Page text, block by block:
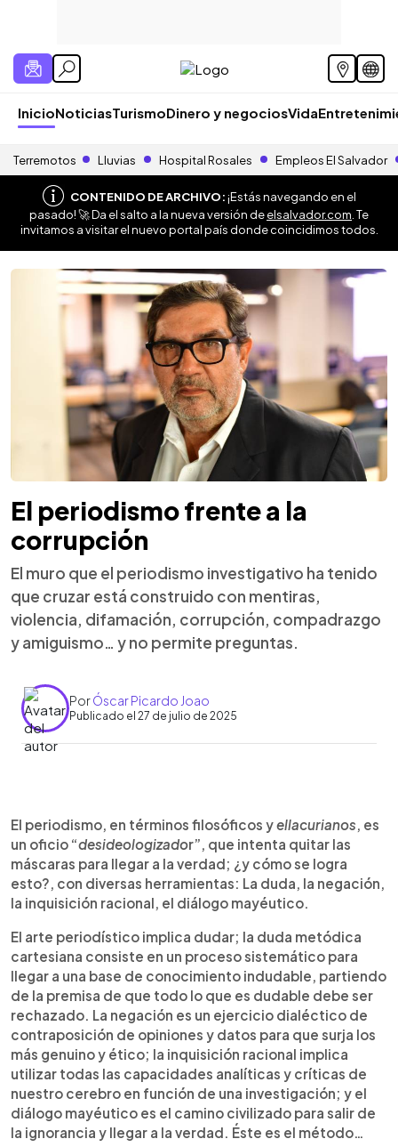
InicioNoticiasTurismoDinero y negociosVida
Terremotos Lluvias Hospital Rosales Empleos El Salvador
CONTENIDO DE ARCHIVO:¡Estás navegando en el
pasado! 🚀 Da el salto a la nueva versión deelsalvador.com . Te
invitamos a visitar el nuevo portal país donde coincidimos todos.
El periodismo frente a la
corrupción
El muro que el periodismo investigativo ha tenido
que cruzar está construido con mentiras,
violencia, difamación, corrupción, compadrazgo
y amiguismo… y no permite preguntas.
PorÓscar Picardo Joao
Publicado el 27 de julio de 2025
Escuchar artículo
El periodismo, en términos filosóficos yellacurianos , es
un oficio “desideologizador”, que intenta quitar las
máscaras para llegar a la verdad; ¿y cómo se logra
esto?, con diversas herramientas: La duda, la negación,
la inquisición racional, el diálogo mayéutico.
El arte periodístico implica dudar; la duda metódica
cartesiana consiste en un proceso sistemático para
llegar a una base de conocimiento indudable, partiendo
de la premisa de que todo lo que es dudable debe ser
rechazado. La negación es un ejercicio dialéctico de
contraposición de opiniones y datos para que surja los
más genuino y ético; la inquisición racional implica
utilizar todas las capacidades analíticas y críticas de
nuestro cerebro en función de una investigación; y el
diálogo mayéutico es el camino civilizado para salir de
la ignorancia y llegar a la verdad. Éste es el método…